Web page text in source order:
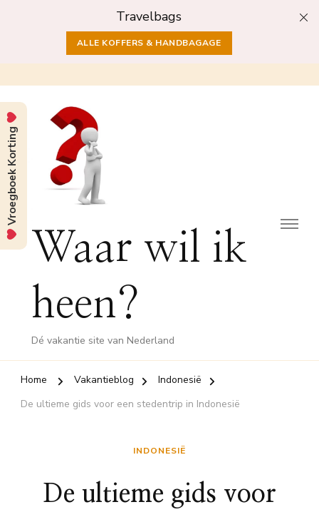
Travelbags
ALLE KOFFERS & HANDBAGAGE
Waar wil ik
heen?
Dé vakantie site van Nederland
Home Vakantieblog
Indonesië
De ultieme gids voor een stedentrip in Indonesië
INDONESIË
De ultieme gids voor
Vroegboek Korting